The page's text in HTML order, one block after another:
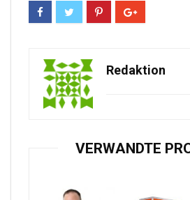
Redaktion
VERWANDTE